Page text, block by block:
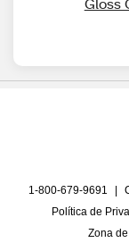
1-800-679-9691
Política de
Zona